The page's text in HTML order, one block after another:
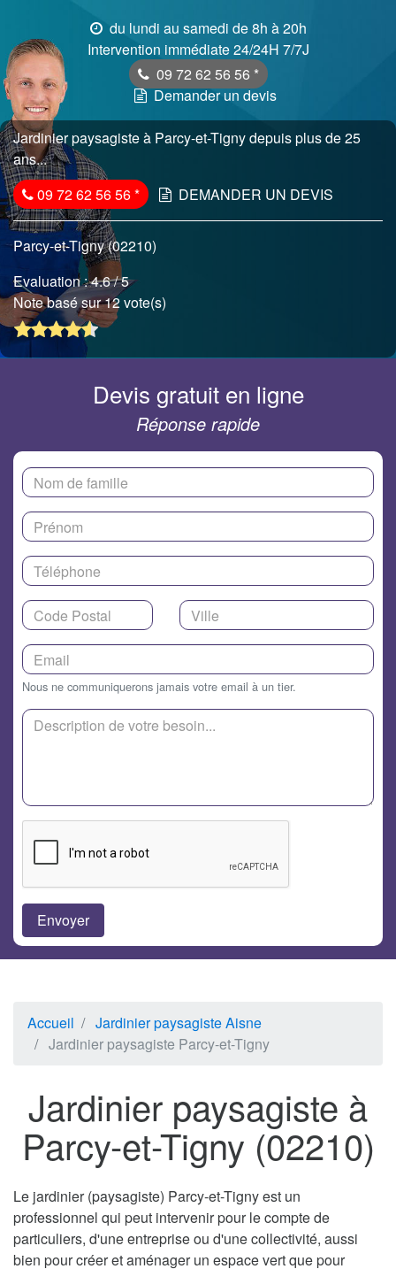
du lundi au samedi de 8h à 20h
Intervention immédiate 24/24H 7/7J
09 72 62 56 56 *
Demander un devis
Jardinier paysagiste à Parcy-et-Tigny depuis plus de 25
ans...
09 72 62 56 56* DEMANDER UN DEVIS
Parcy-et-Tigny (02210)
Evaluation :4.6/ 5
Note basé sur 12 vote(s)
Devis gratuit en ligne
Réponse rapide
Nous ne communiquerons jamais votre email à un tier.
Accueil
Jardinier paysagiste Aisne
Jardinier paysagiste Parcy-et-Tigny
Jardinier paysagiste à
Parcy-et-Tigny (02210)
Le jardinier (paysagiste) Parcy-et-Tigny est un
professionnel qui peut intervenir pour le compte de
particuliers, d'une entreprise ou d'une collectivité, aussi
bien pour créer et aménager un espace vert que pour